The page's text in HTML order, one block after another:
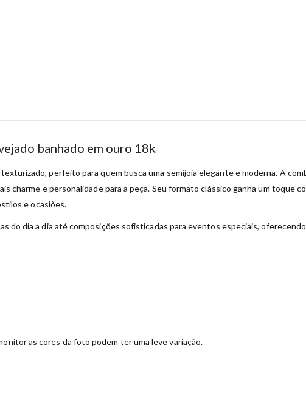
banhado em ouro 18k
perfeito para quem busca uma semijoia elegante e moderna. A
charme e personalidade para a peça. Seu formato clássico ganha um
e ocasiões.
do dia a dia até composições sofisticadas para eventos especiais,
as cores da foto podem ter uma leve variação.